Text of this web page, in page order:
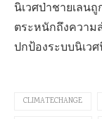
นิเวศป่าชายเลน
ตระหนักถึงควา
ปกป้องระบบนิเว
CLIMATECHANGE